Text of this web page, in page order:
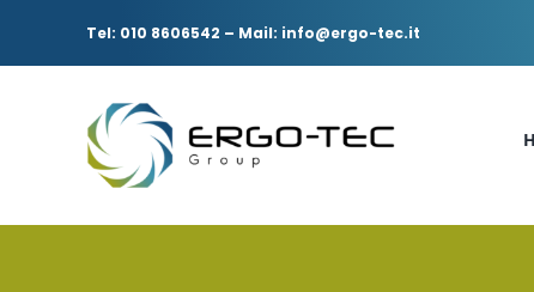
Tel: 010 8606542 – Mail: info@ergo-tec.it